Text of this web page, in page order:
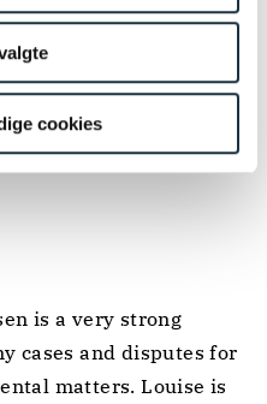
cookies
cases and disputes for
matters. Louise is